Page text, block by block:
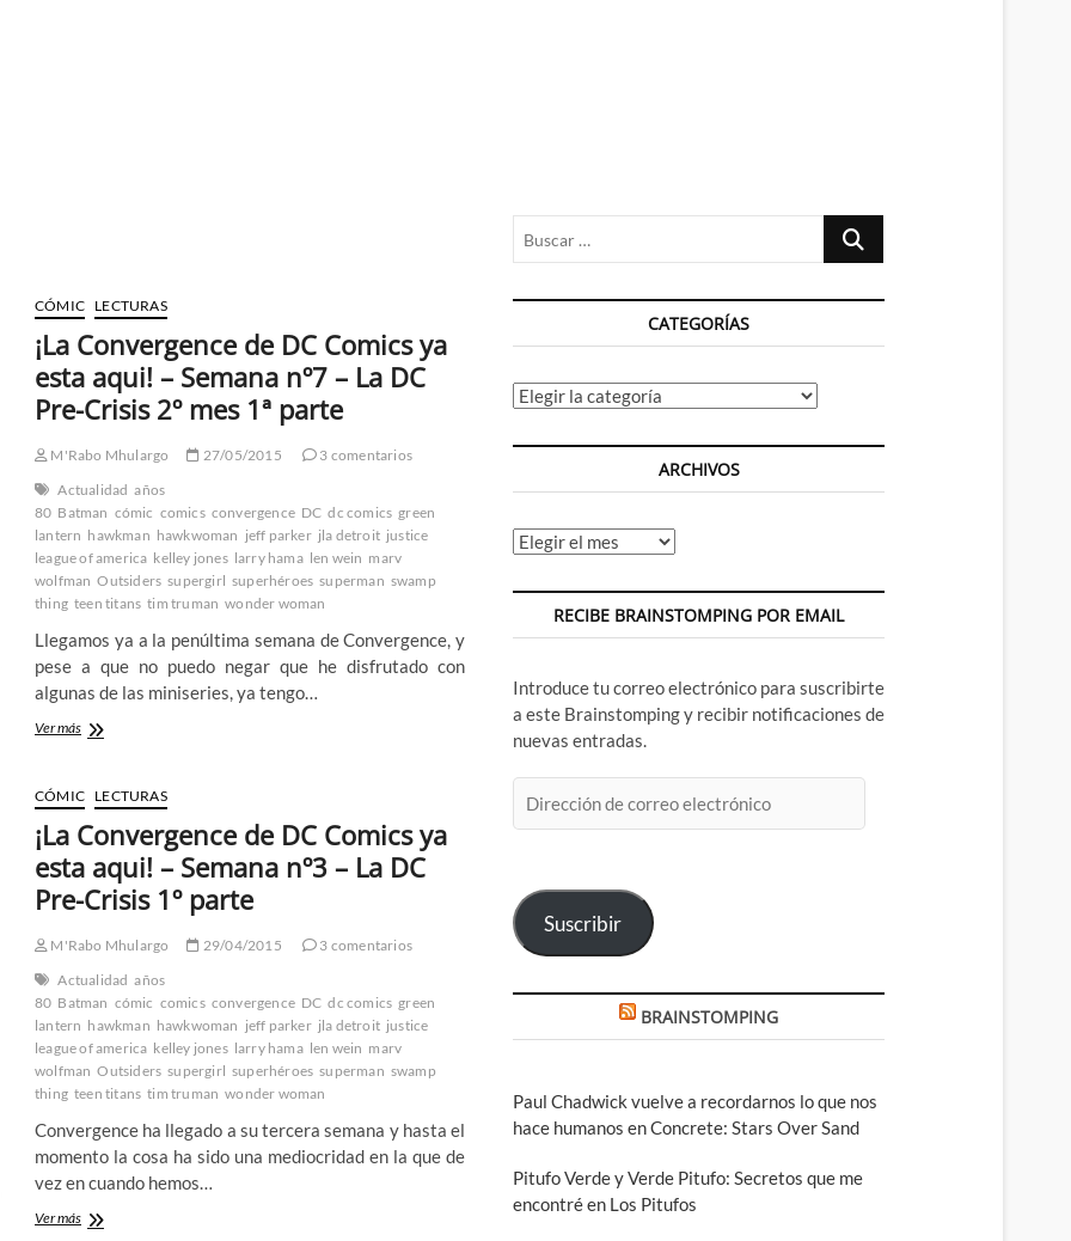
CÓMIC LECTURAS
¡La Convergence de DC Comics ya
esta aqui! – Semana nº7 – La DC
Pre-Crisis 2º mes 1ª parte
M'Rabo Mhulargo 27/05/2015
3 comentarios
Actualidad años
80 Batman cómic comics convergence DC dc comics green
lantern hawkman hawkwoman jeff parker jla detroit justice
league of america kelley jones larry hama len wein marv
wolfman Outsiders supergirl superhéroes superman swamp
thing teen titans tim truman wonder woman
Llegamos ya a la penúltima semana de Convergence, y
pese a que no puedo negar que he disfrutado con
algunas de las miniseries, ya tengo…
Ver más¡La
DC
Comics
ya
aqui!
–
nº7
La
DC
Pre-
Crisis
2º
mes
parte
CÓMIC LECTURAS
¡La Convergence de DC Comics ya
esta aqui! – Semana nº3 – La DC
Pre-Crisis 1º parte
M'Rabo Mhulargo 29/04/2015
3 comentarios
Actualidad años
80 Batman cómic comics convergence DC dc comics green
lantern hawkman hawkwoman jeff parker jla detroit justice
league of america kelley jones larry hama len wein marv
wolfman Outsiders supergirl superhéroes superman swamp
thing teen titans tim truman wonder woman
Convergence ha llegado a su tercera semana y hasta el
momento la cosa ha sido una mediocridad en la que de
vez en cuando hemos…
Ver más¡La
Buscar
CATEGORÍAS
Categorías
ARCHIVOS
Archivos
RECIBE BRAINSTOMPING POR EMAIL
Introduce tu correo electrónico para suscribirte
a este Brainstomping y recibir notificaciones de
nuevas entradas.
de
Suscribir
BRAINSTOMPING
Paul Chadwick vuelve a recordarnos lo que nos
hace humanos en Concrete: Stars Over Sand
Pitufo Verde y Verde Pitufo: Secretos que me
encontré en Los Pitufos